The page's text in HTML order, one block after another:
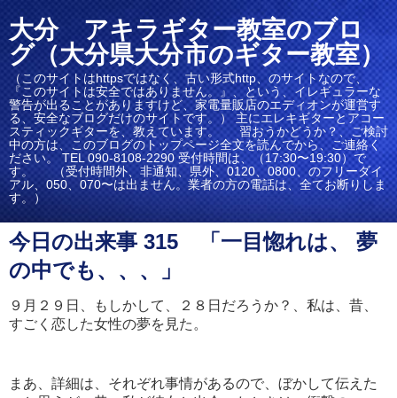
大分 アキラギター教室のブロ
グ（大分県大分市のギター教室）
（このサイトはhttpsではなく、古い形式http、のサイトなので、
『このサイトは安全ではありません。』、という、イレギュラーな
警告が出ることがありますけど、家電量販店のエディオンが運営す
る、安全なブログだけのサイトです。） 主にエレキギターとアコー
スティックギターを、教えています。 習おうかどうか？、ご検討
中の方は、このブログのトップページ全文を読んでから、ご連絡く
ださい。 TEL 090-8108-2290 受付時間は、（17:30〜19:30）で
す。 （受付時間外、非通知、県外、0120、0800、のフリーダイ
アル、050、070〜は出ません。業者の方の電話は、全てお断りしま
す。）
今日の出来事 315 「一目惚れは、 夢
の中でも、、、」
９月２９日、もしかして、２８日だろうか？、私は、昔、
すごく恋した女性の夢を見た。
まあ、詳細は、それぞれ事情があるので、ぼかして伝えた